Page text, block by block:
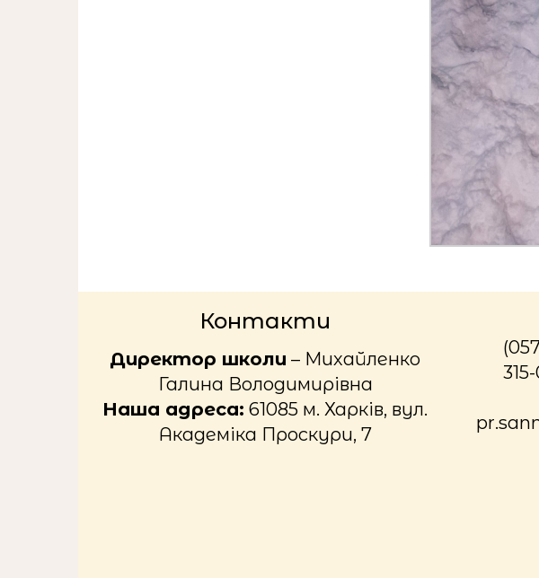
Контакти
Директор школи – Михайленко
Галина Володимирівна
Наша адреса: 61085 м. Харків, вул.
Академіка Проскури, 7